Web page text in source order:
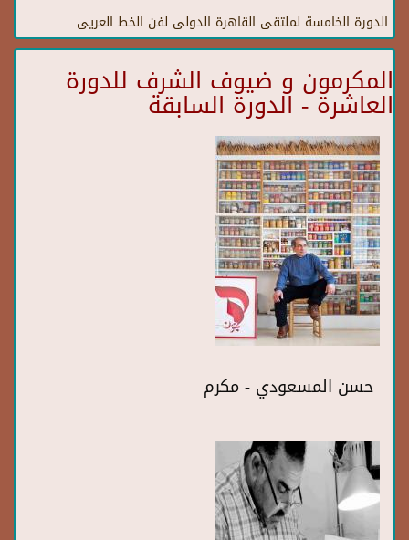
الدورة الخامسة لملتقى القاهرة الدولى لفن الخط العريى
المكرمون و ضيوف الشرف للدورة
العاشرة - الدورة السابقة
حسن المسعودي - مكرم